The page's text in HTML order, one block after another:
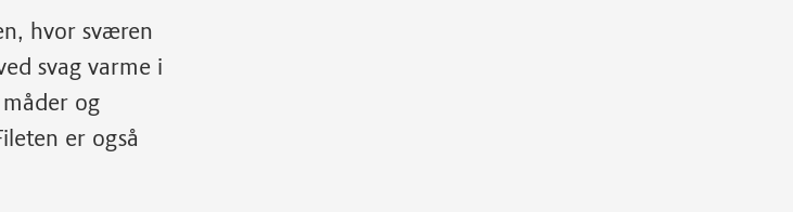
hvor sværen
svag varme i
og
er også